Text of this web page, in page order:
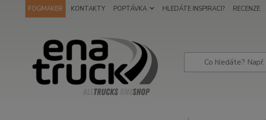
FOGMAKER KONTAKTY POPTÁVKA HLEDÁTE INSPIRACI? RECENZE